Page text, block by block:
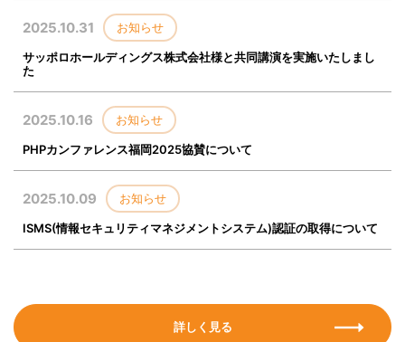
2025.10.31 お知らせ
サッポロホールディングス株式会社様と共同講演を実施いたしまし
た
2025.10.16 お知らせ
PHPカンファレンス福岡2025協賛について
2025.10.09 お知らせ
ISMS(情報セキュリティマネジメントシステム)認証の取得について
詳しく見る